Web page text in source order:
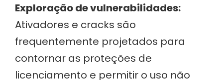
Exploração de vulnerabilidades:
Ativadores e cracks são
frequentemente projetados para
contornar as proteções de
licenciamento e permitir o uso não